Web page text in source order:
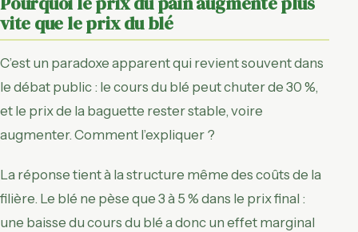
vite que le prix du blé
C’est un paradoxe apparent qui revient souvent dans
le débat public : le cours du blé peut chuter de 30 %,
et le prix de la baguette rester stable, voire
augmenter. Comment l’expliquer ?
La réponse tient à la structure même des coûts de la
filière. Le blé ne pèse que 3 à 5 % dans le prix final :
une baisse du cours du blé a donc un effet marginal